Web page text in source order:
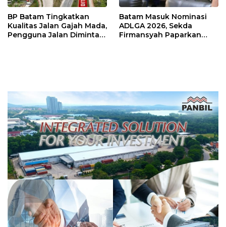
BP Batam Tingkatkan
Kualitas Jalan Gajah Mada,
Pengguna Jalan Diminta
Batam Masuk Nominasi
ADLGA 2026, Sekda
Firmansyah Paparkan